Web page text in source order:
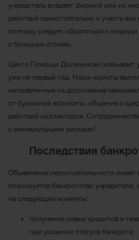
учредитель владеет фирмой или их
действий самостоятельно и учесть
поэтому следует обратиться к
с большим стажем.
Центр Помощи Должникам оказывает
уже не первый год. Наши юристы
направленные на достижение
от бумажной волокиты, общения с
действий коллекторов.
с минимальными рисками!
Последствия
Объявление несостоятельности имеет
планируется банкротство
на следующие моменты:
получение новых кредитов в
при указании статуса банкрота;